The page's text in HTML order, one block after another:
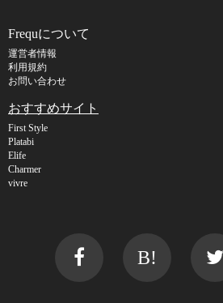
Frequについて
運営者情報
利用規約
お問い合わせ
おすすめサイト
First Style
Platabi
Elife
Charmer
vivre
B!